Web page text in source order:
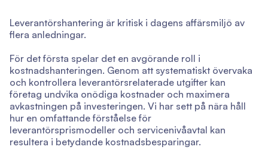
Leverantörshantering är kritisk i dagens affärsmiljö av
flera anledningar.
För det första spelar det en avgörande roll i
kostnadshanteringen. Genom att systematiskt övervaka
och kontrollera leverantörsrelaterade utgifter kan
företag undvika onödiga kostnader och maximera
avkastningen på investeringen. Vi har sett på nära håll
hur en omfattande förståelse för
leverantörsprismodeller och servicenivåavtal kan
resultera i betydande kostnadsbesparingar.